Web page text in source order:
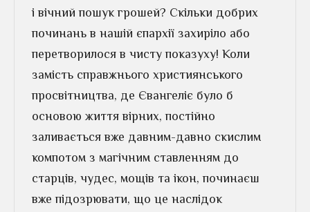
і вічний пошук грошей? Скільки добрих
починань в нашій єпархії захиріло або
перетворилося в чисту показуху! Коли
замість справжнього християнського
просвітництва, де Євангеліє було б
основою життя вірних, постійно
заливається вже давним-давно скислим
компотом з магічним ставленням до
старців, чудес, мощів та ікон, починаєш
вже підозрювати, що це наслідок